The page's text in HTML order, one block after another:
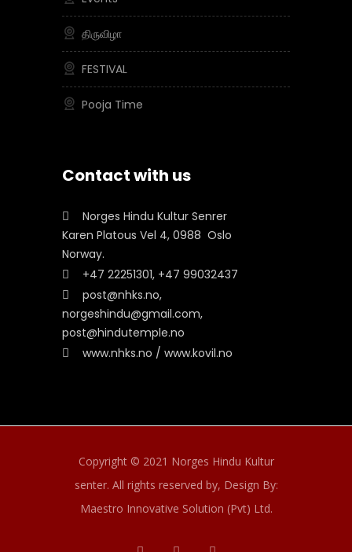
திருவிழா
FESTIVAL
Pooja Time
Contact with us
Norges Hindu Kultur Senrer
Karen Platous Vel 4, 0988 Oslo
Norway.
+47 22251301, +47 99032437
post@nhks.no,
norgeshindu@gmail.com,
post@hindutemple.no
www.nhks.no / www.kovil.no
Copyright © 2021 Norges Hindu Kultur
senter. All rights reserved by, Design By:
Maestro Innovative Solution (Pvt) Ltd.